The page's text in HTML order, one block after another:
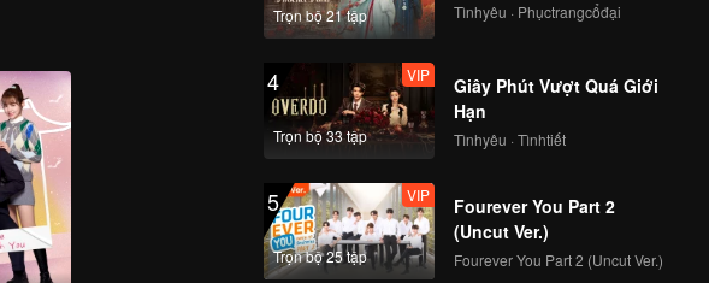
Trọn bộ 21 tập Tìnhyêu · Phụctrangcổđại
4
Trọn bộ 33 tập
VIP
Giây Phút Vượt Quá Giới
Hạn
Tìnhyêu · Tìnhtiết
5
Trọn bộ 25 tập
VIP
Fourever You Part 2
(Uncut Ver.)
Fourever You Part 2 (Uncut Ver.)